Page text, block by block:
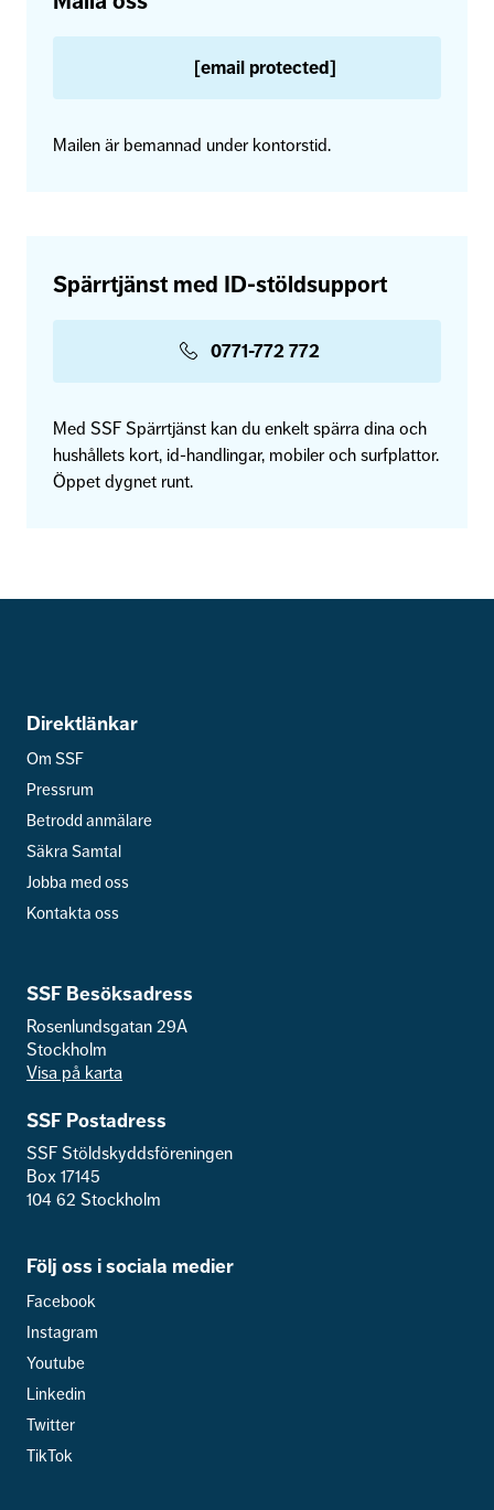
[email protected]
Mailen är bemannad under kontorstid.
Spärrtjänst med ID-stöldsupport
0771-772 772
Med SSF Spärrtjänst kan du enkelt spärra dina och
hushållets kort, id-handlingar, mobiler och surfplattor.
Öppet dygnet runt.
Direktlänkar
Om SSF
Pressrum
Betrodd anmälare
Säkra Samtal
Jobba med oss
Kontakta oss
SSF Besöksadress
Rosenlundsgatan 29A
Stockholm
Visa på karta
SSF Postadress
SSF Stöldskyddsföreningen
Box 17145
104 62 Stockholm
Följ oss i sociala medier
Facebook
Instagram
Youtube
Linkedin
Twitter
TikTok